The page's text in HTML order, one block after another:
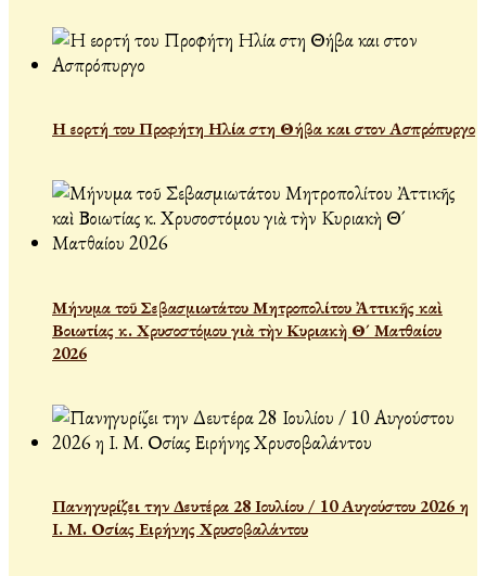
Η εορτή του Προφήτη Ηλία στη Θήβα και στον Ασπρόπυργο
Μήνυμα τοῦ Σεβασμιωτάτου Μητροπολίτου Ἀττικῆς καὶ
Βοιωτίας κ. Χρυσοστόμου γιὰ τὴν Κυριακὴ Θ´ Ματθαίου
2026
Πανηγυρίζει την Δευτέρα 28 Ιουλίου / 10 Αυγούστου 2026 η
Ι. Μ. Οσίας Ειρήνης Χρυσοβαλάντου